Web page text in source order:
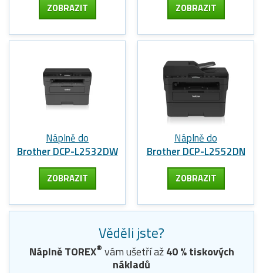
ZOBRAZIT ZOBRAZIT
Náplně do
Brother DCP-L2532DW
ZOBRAZIT
Náplně do
Brother DCP-L2552DN
ZOBRAZIT
Věděli jste?
Náplně TOREX® vám ušetří až40% tiskových
nákladů